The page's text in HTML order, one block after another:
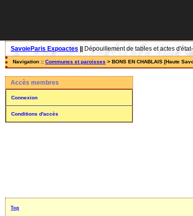
SavoieParis Expoactes Dépouillement de tables et actes
Navigation :: Communes et paroisses > BONS EN CHABLAIS [Haute
Accès membres
Connexion
Conditions d'accès
Top